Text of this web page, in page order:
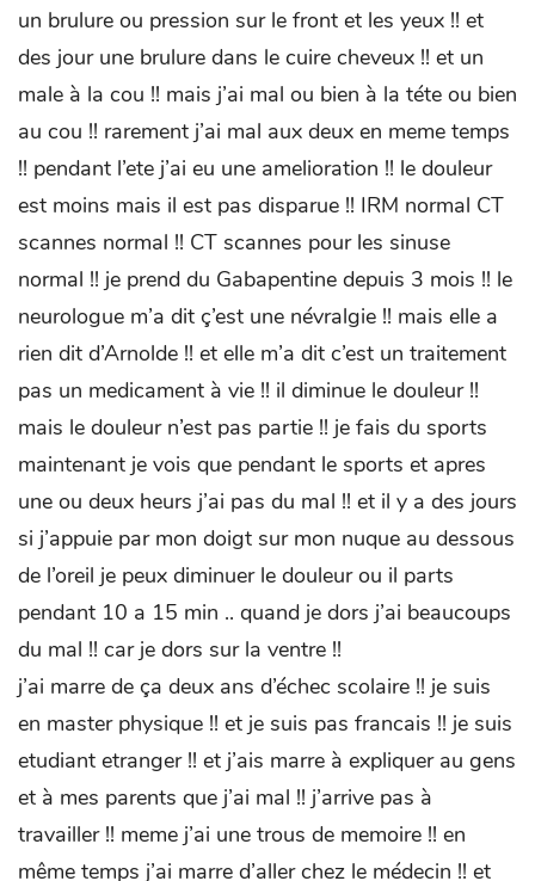
un brulure ou pression sur le front et les yeux !! et
des jour une brulure dans le cuire cheveux !! et un
male à la cou !! mais j’ai mal ou bien à la téte ou bien
au cou !! rarement j’ai mal aux deux en meme temps
!! pendant l’ete j’ai eu une amelioration !! le douleur
est moins mais il est pas disparue !! IRM normal CT
scannes normal !! CT scannes pour les sinuse
normal !! je prend du Gabapentine depuis 3 mois !! le
neurologue m’a dit ç’est une névralgie !! mais elle a
rien dit d’Arnolde !! et elle m’a dit c’est un traitement
pas un medicament à vie !! il diminue le douleur !!
mais le douleur n’est pas partie !! je fais du sports
maintenant je vois que pendant le sports et apres
une ou deux heurs j’ai pas du mal !! et il y a des jours
si j’appuie par mon doigt sur mon nuque au dessous
de l’oreil je peux diminuer le douleur ou il parts
pendant 10 a 15 min .. quand je dors j’ai beaucoups
du mal !! car je dors sur la ventre !!
j’ai marre de ça deux ans d’échec scolaire !! je suis
en master physique !! et je suis pas francais !! je suis
etudiant etranger !! et j’ais marre à expliquer au gens
et à mes parents que j’ai mal !! j’arrive pas à
travailler !! meme j’ai une trous de memoire !! en
même temps j’ai marre d’aller chez le médecin !! et